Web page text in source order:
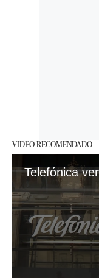
VIDEO RECOMENDADO